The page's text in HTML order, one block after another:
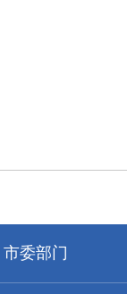
市委部门